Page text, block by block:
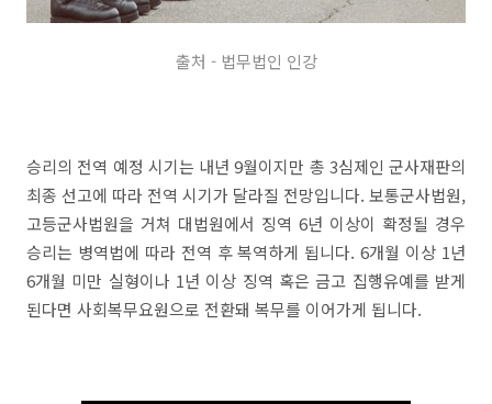
출처 - 법무법인 인강
승리의 전역 예정 시기는 내년 9월이지만 총 3심제인 군사재판의
최종 선고에 따라 전역 시기가 달라질 전망입니다. 보통군사법원,
고등군사법원을 거쳐 대법원에서 징역 6년 이상이 확정될 경우
승리는 병역법에 따라 전역 후 복역하게 됩니다. 6개월 이상 1년
6개월 미만 실형이나 1년 이상 징역 혹은 금고 집행유예를 받게
된다면 사회복무요원으로 전환돼 복무를 이어가게 됩니다.